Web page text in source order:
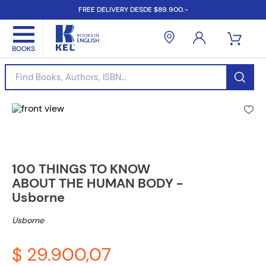
FREE DELIVERY DESDE $89.900.-
Find Books, Authors, ISBN...
100 THINGS TO KNOW
ABOUT THE HUMAN BODY -
Usborne
Usborne
$ 29.900,07